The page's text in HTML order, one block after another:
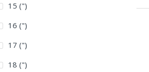
15 (")
16 (")
17 (")
18 (")